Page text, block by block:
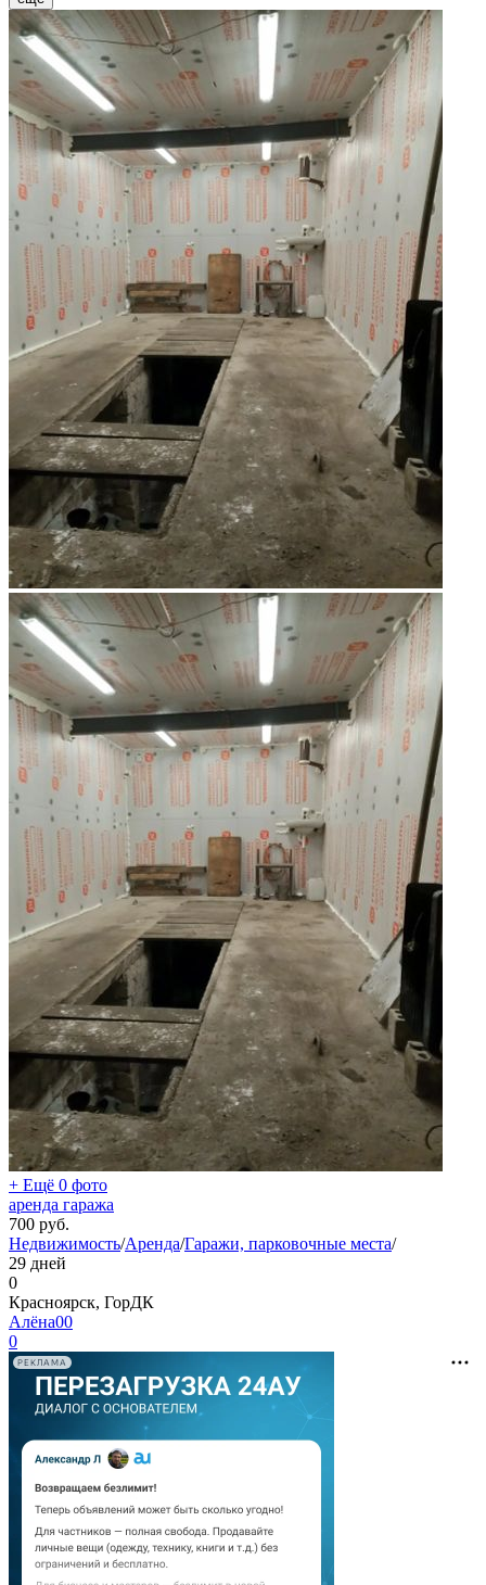
+ Ещё 0 фото
аренда гаража
700 руб.
Недвижимость/Аренда/Гаражи, парковочные места/
29 дней
0
Красноярск, ГорДК
Алёна00
0
РЕКЛАМА